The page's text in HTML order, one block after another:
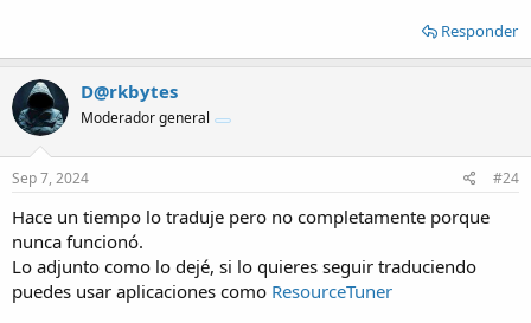
Responder
D@rkbytes
Moderador general
Sep 7, 2024 #24
Hace un tiempo lo traduje pero no completamente porque
nunca funcionó.
Lo adjunto como lo dejé, si lo quieres seguir traduciendo
puedes usar aplicaciones como ResourceTuner